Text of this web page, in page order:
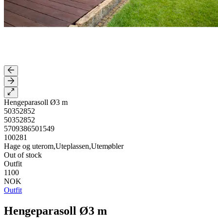
Hengeparasoll Ø3 m
50352852
50352852
5709386501549
100281
Hage og uterom,Uteplassen,Utemøbler
Out of stock
Outfit
1100
NOK
Outfit
Hengeparasoll Ø3 m